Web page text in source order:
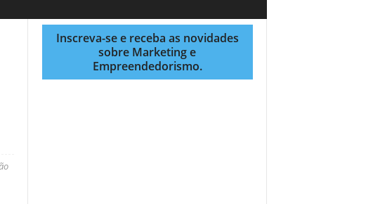
Inscreva-se e receba as novidades
sobre Marketing e
Empreendedorismo.